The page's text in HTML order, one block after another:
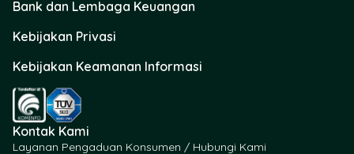
Bank dan Lembaga Keuangan
Kebijakan Privasi
Kebijakan Keamanan Informasi
Kontak Kami
Layanan Pengaduan Konsumen / Hubungi Kami